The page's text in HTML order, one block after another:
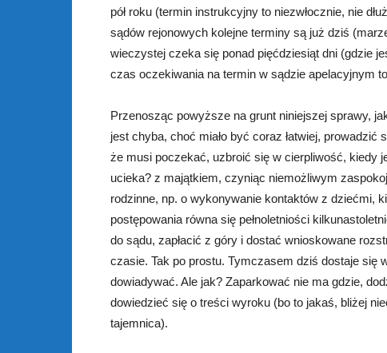
pół roku (termin instrukcyjny to niezwłocznie, nie
sądów rejonowych kolejne terminy są już dziś
wieczystej czeka się ponad pięćdziesiąt dni (gdzie
czas oczekiwania na termin w sądzie apelacyjnym
Przenosząc powyższe na grunt niniejszej sprawy,
jest chyba, choć miało być coraz łatwiej,
że musi poczekać, uzbroić się w cierpliwość, kiedy
ucieka? z majątkiem, czyniąc niemożliwym
rodzinne, np. o wykonywanie kontaktów z dziećmi,
postępowania równa się pełnoletniości
do sądu, zapłacić z góry i dostać wnioskowane
czasie. Tak po prostu. Tymczasem dziś dostaje się
dowiadywać. Ale jak? Zaparkować nie ma gdzie,
dowiedzieć się o treści wyroku (bo to jakaś, bliżej
tajemnica).